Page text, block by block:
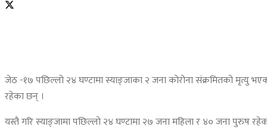
जेठ -१७ पछिल्लो २४ घण्टामा स्याङ्जाका २ जना कोरोना संक्रमितको मृत्यु
रहेका छन् ।
यस्तै गरि स्याङ्जामा पछिल्लो २४ घण्टामा २७ जना महिला र ४० जना पुरुष